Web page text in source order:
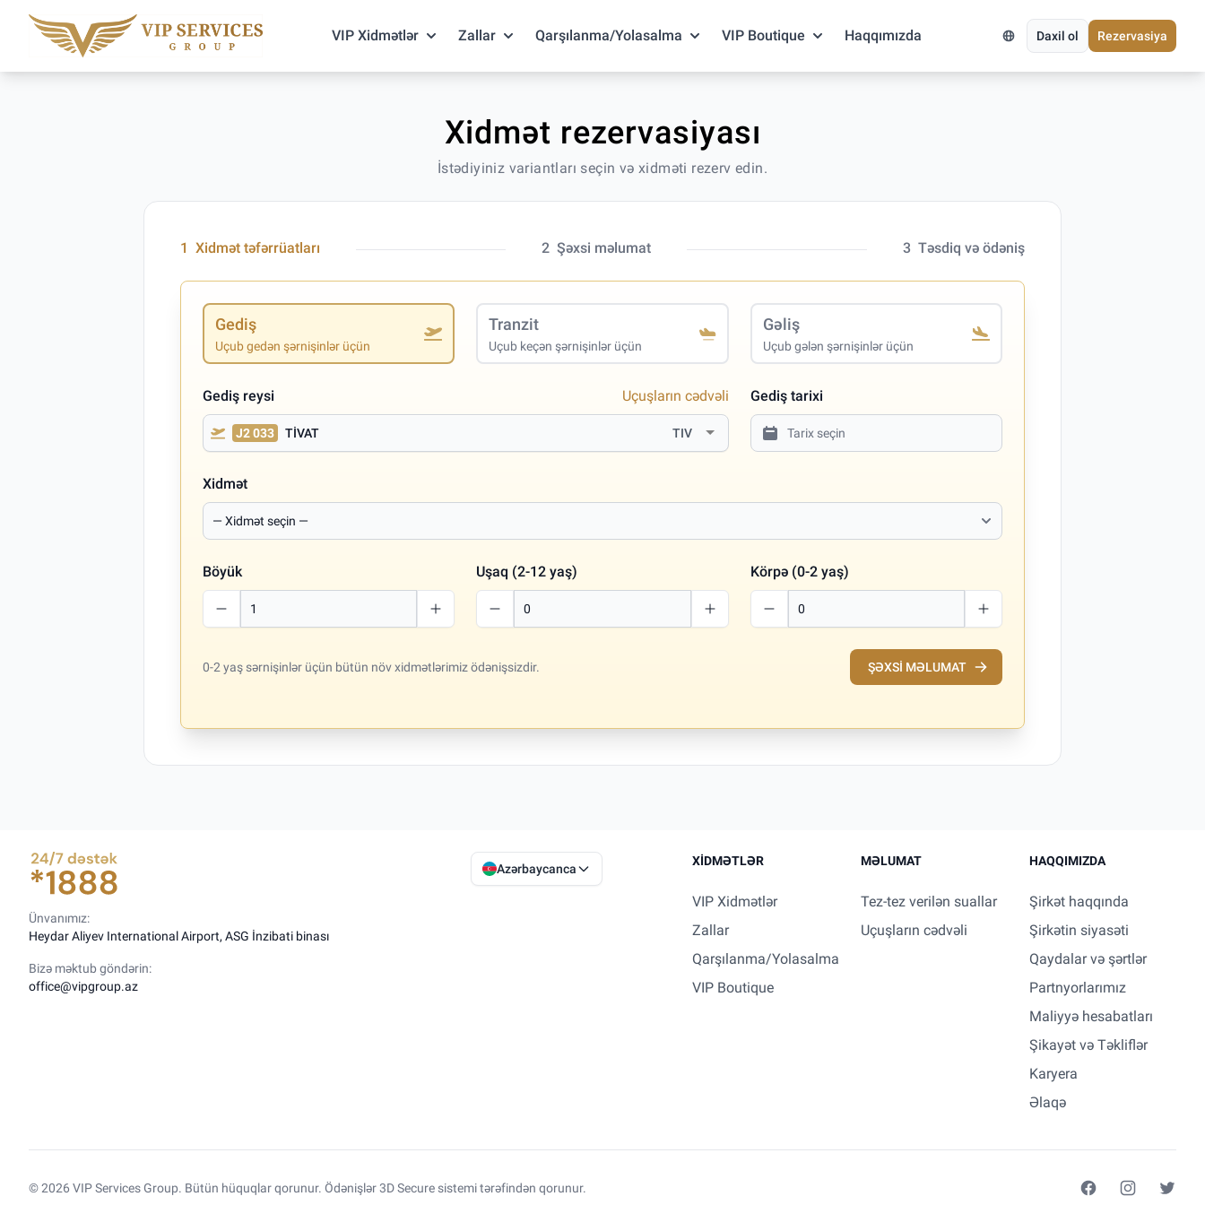
Daxil ol Rezervasiya
VIP Xidmətlər Zallar Qarşılanma/Yolasalma VIP Boutique Haqqımızda
Xidmət rezervasiyası
İstədiyiniz variantları seçin və xidməti rezerv edin.
1 Xidmət təfərrüatları 2 Şəxsi məlumat 3 Təsdiq və ödəniş
Gediş
Uçub gedən şərnişinlər üçün
Tranzit
Uçub keçən şərnişinlər üçün
Gəliş
Uçub gələn şərnişinlər üçün
Gediş reysi Uçuşların cədvəli
J2 033 TİVAT TIV
Gediş tarixi
Xidmət
Böyük Uşaq (2-12 yaş) Körpə (0-2 yaş)
0-2 yaş sərnişinlər üçün bütün növ xidmətlərimiz ödənişsizdir. ŞƏXSI MƏLUMAT
Azərbaycanca
Ünvanımız:
Heydar Aliyev International Airport, ASG İnzibati binası
Bizə məktub göndərin:
office@vipgroup.az
XIDMƏTLƏR
VIP Xidmətlər
Zallar
Qarşılanma/Yolasalma
VIP Boutique
MƏLUMAT
Tez-tez verilən suallar
Uçuşların cədvəli
HAQQIMIZDA
Şirkət haqqında
Şirkətin siyasəti
Qaydalar və şərtlər
Partnyorlarımız
Maliyyə hesabatları
Şikayət və Təkliflər
Karyera
Əlaqə
© 2026 VIP Services Group. Bütün hüquqlar qorunur. Ödənişlər 3D Secure sistemi tərəfindən qorunur.